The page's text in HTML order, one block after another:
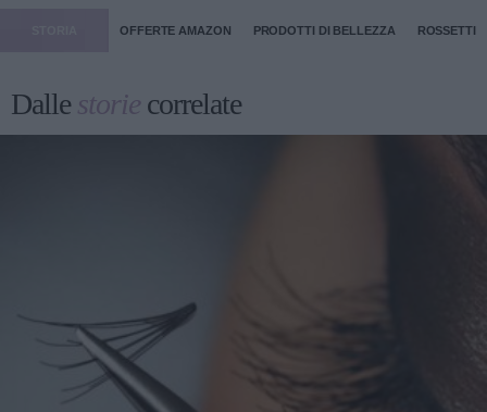
OFFERTE AMAZON PRODOTTI DI BELLEZZA ROSSETTI
Dallestorie correlate